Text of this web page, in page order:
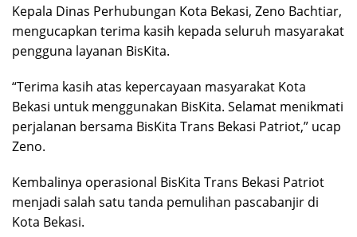
Kepala Dinas Perhubungan Kota Bekasi, Zeno Bachtiar,
mengucapkan terima kasih kepada seluruh masyarakat
pengguna layanan BisKita.
“Terima kasih atas kepercayaan masyarakat Kota
Bekasi untuk menggunakan BisKita. Selamat menikmati
perjalanan bersama BisKita Trans Bekasi Patriot,” ucap
Zeno.
Kembalinya operasional BisKita Trans Bekasi Patriot
menjadi salah satu tanda pemulihan pascabanjir di
Kota Bekasi.